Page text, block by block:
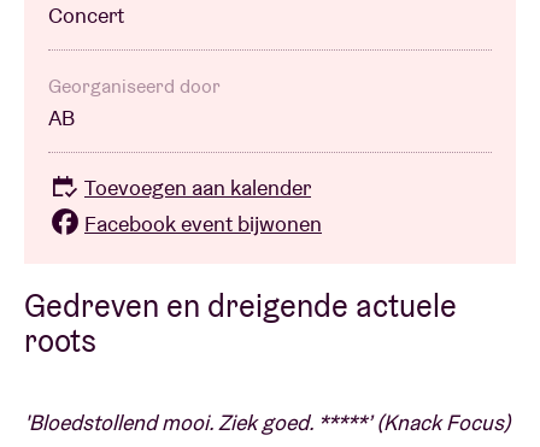
Over AB
Contact
Gedreven en dreigende actuele
roots
'Bloedstollend mooi. Ziek goed. *****’ (Knack Focus)
Concert
Georganiseerd door
AB
Toevoegen aan kalender
Facebook event bijwonen